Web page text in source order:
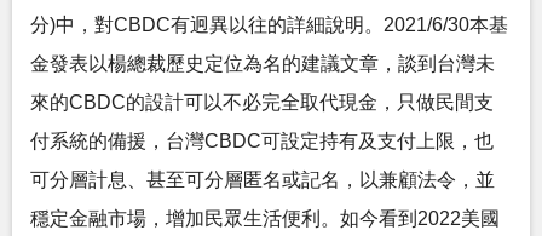
分)中，對CBDC有迥異以往的詳細說明。2021/6/30本基
金發表以楊總裁歷史定位為名的建議文章，談到台灣未
來的CBDC的設計可以不必完全取代現金，只做民間支
付系統的備援，台灣CBDC可設定持有及支付上限，也
可分層計息、甚至可分層匿名或記名，以兼顧法令，並
穩定金融市場，增加民眾生活便利。如今看到2022美國